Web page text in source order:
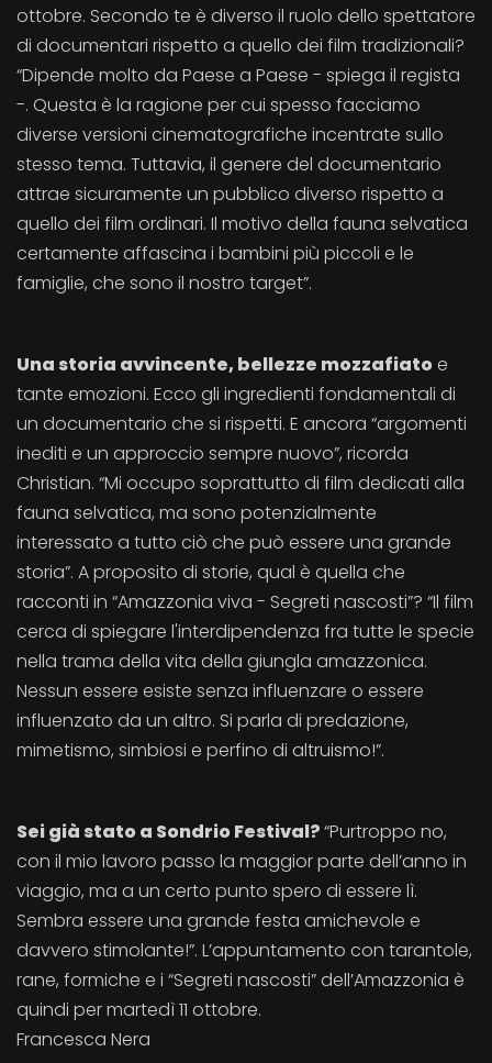
ottobre. Secondo te è diverso il ruolo dello spettatore
di documentari rispetto a quello dei film tradizionali?
“Dipende molto da Paese a Paese - spiega il regista
-. Questa è la ragione per cui spesso facciamo
diverse versioni cinematografiche incentrate sullo
stesso tema. Tuttavia, il genere del documentario
attrae sicuramente un pubblico diverso rispetto a
quello dei film ordinari. Il motivo della fauna selvatica
certamente affascina i bambini più piccoli e le
famiglie, che sono il nostro target”.
Una storia avvincente, bellezze mozzafiatoe
tante emozioni. Ecco gli ingredienti fondamentali di
un documentario che si rispetti. E ancora “argomenti
inediti e un approccio sempre nuovo”, ricorda
Christian. “Mi occupo soprattutto di film dedicati alla
fauna selvatica, ma sono potenzialmente
interessato a tutto ciò che può essere una grande
storia”. A proposito di storie, qual è quella che
racconti in “Amazzonia viva - Segreti nascosti”? “Il film
cerca di spiegare l'interdipendenza fra tutte le specie
nella trama della vita della giungla amazzonica.
Nessun essere esiste senza influenzare o essere
influenzato da un altro. Si parla di predazione,
mimetismo, simbiosi e perfino di altruismo!”.
Sei già stato a Sondrio Festival?“Purtroppo no,
con il mio lavoro passo la maggior parte dell’anno in
viaggio, ma a un certo punto spero di essere lì.
Sembra essere una grande festa amichevole e
davvero stimolante!”. L’appuntamento con tarantole,
rane, formiche e i “Segreti nascosti” dell’Amazzonia è
quindi per martedì 11 ottobre.
Francesca Nera